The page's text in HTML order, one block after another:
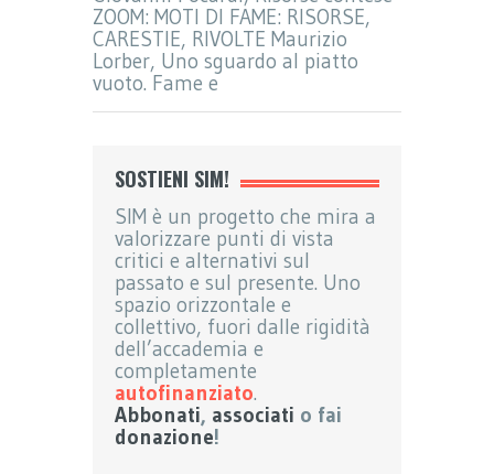
ZOOM: MOTI DI FAME: RISORSE,
CARESTIE, RIVOLTE Maurizio
Lorber, Uno sguardo al piatto
vuoto. Fame e
SOSTIENI SIM!
SIM è un progetto che mira a
valorizzare punti di vista
critici e alternativi sul
passato e sul presente. Uno
spazio orizzontale e
collettivo, fuori dalle rigidità
dell’accademia e
completamente
autofinanziato.
Abbonati, associati o fai
donazione!